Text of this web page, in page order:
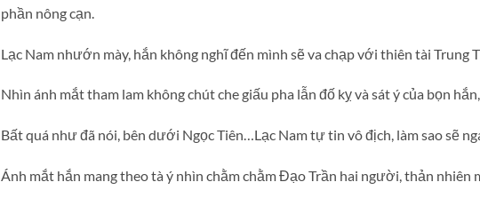
phần nông cạn.
Lạc Nam nhướn mày, hắn không nghĩ đến mình sẽ va chạp với thiên tài Trung
Nhìn ánh mắt tham lam không chút che giấu pha lẫn đố kỵ và sát ý của bọn
Bất quá như đã nói, bên dưới Ngọc Tiên…Lạc Nam tự tin vô địch, làm sao sẽ
Ánh mắt hắn mang theo tà ý nhìn chằm chằm Đạo Trần hai người, thản nhiên